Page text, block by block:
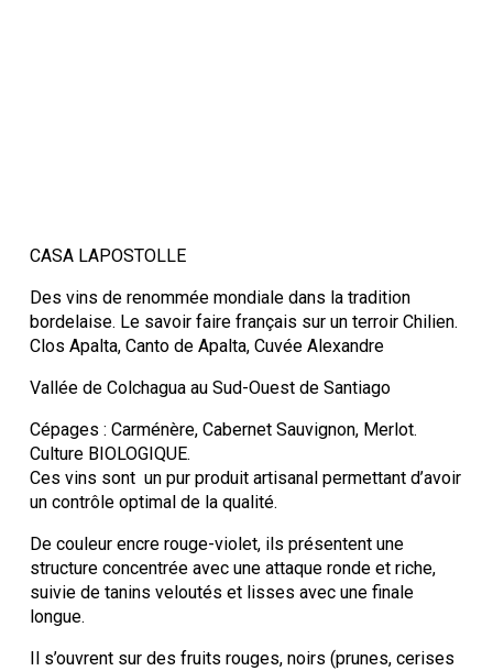
CASA LAPOSTOLLE
Des vins de renommée mondiale dans la tradition
bordelaise. Le savoir faire français sur un terroir Chilien.
Clos Apalta, Canto de Apalta, Cuvée Alexandre
Vallée de Colchagua au Sud-Ouest de Santiago
Cépages : Carménère, Cabernet Sauvignon, Merlot.
Culture BIOLOGIQUE.
Ces vins sont un pur produit artisanal permettant d’avoir
un contrôle optimal de la qualité.
De couleur encre rouge-violet, ils présentent une
structure concentrée avec une attaque ronde et riche,
suivie de tanins veloutés et lisses avec une finale
longue.
Il s’ouvrent sur des fruits rouges, noirs (prunes, cerises